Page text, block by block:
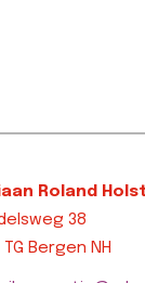
Roland
38
TG Bergen NH